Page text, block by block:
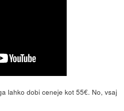
lahko dobi ceneje kot 55€. No, vsaj